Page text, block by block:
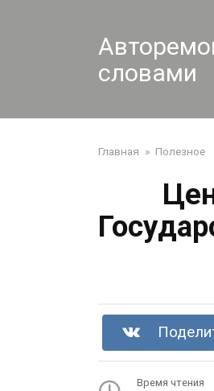
словами
Главная » Полезное
Время чтения